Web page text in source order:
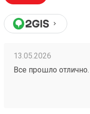
13.05.2026
Все прошло